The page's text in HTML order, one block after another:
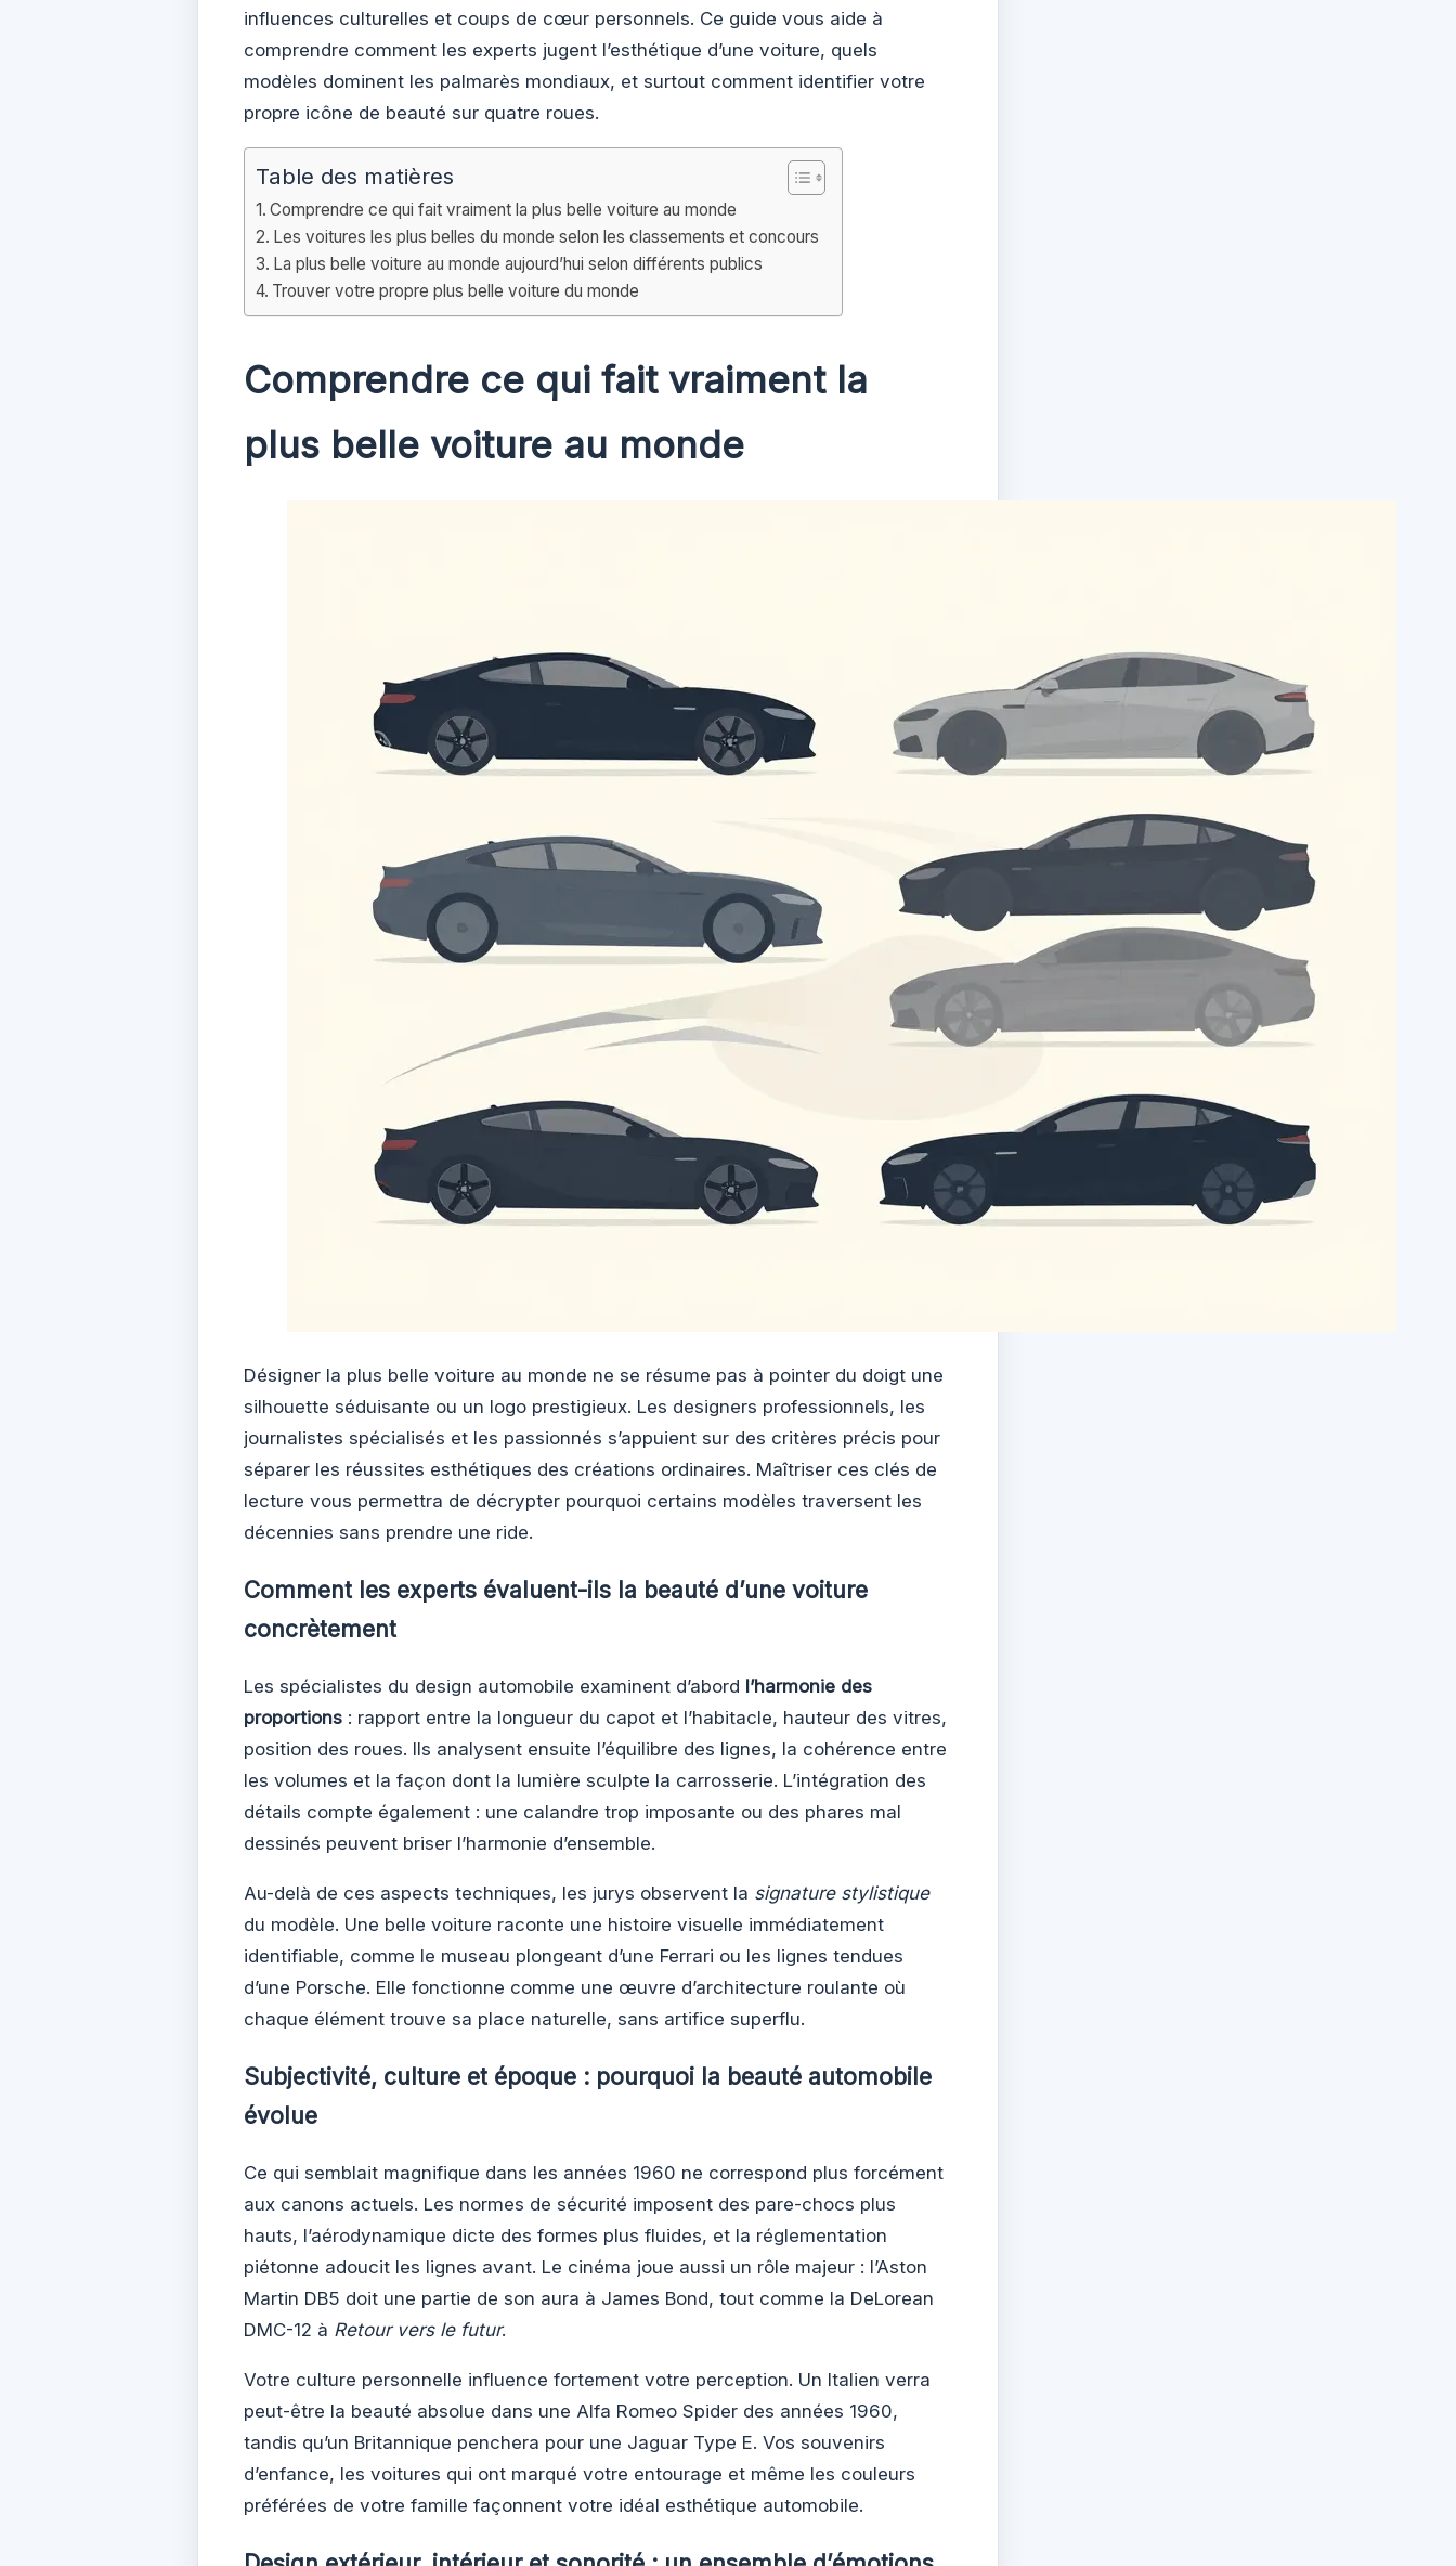
influences culturelles et coups de cœur personnels. Ce guide vous aide à
comprendre comment les experts jugent l’esthétique d’une voiture, quels
modèles dominent les palmarès mondiaux, et surtout comment identifier votre
propre icône de beauté sur quatre roues.
Table des matières
Comprendre ce qui fait vraiment la plus belle voiture au monde
Les voitures les plus belles du monde selon les classements et concours
La plus belle voiture au monde aujourd’hui selon différents publics
Trouver votre propre plus belle voiture du monde
Comprendre ce qui fait vraiment la
plus belle voiture au monde
Désigner la plus belle voiture au monde ne se résume pas à pointer du doigt une
silhouette séduisante ou un logo prestigieux. Les designers professionnels, les
journalistes spécialisés et les passionnés s’appuient sur des critères précis pour
séparer les réussites esthétiques des créations ordinaires. Maîtriser ces clés de
lecture vous permettra de décrypter pourquoi certains modèles traversent les
décennies sans prendre une ride.
Comment les experts évaluent-ils la beauté d’une voiture
concrètement
Les spécialistes du design automobile examinent d’abord l’harmonie des
proportions : rapport entre la longueur du capot et l’habitacle, hauteur des vitres,
position des roues. Ils analysent ensuite l’équilibre des lignes, la cohérence entre
les volumes et la façon dont la lumière sculpte la carrosserie. L’intégration des
détails compte également : une calandre trop imposante ou des phares mal
dessinés peuvent briser l’harmonie d’ensemble.
Au-delà de ces aspects techniques, les jurys observent la signature stylistique
du modèle. Une belle voiture raconte une histoire visuelle immédiatement
identifiable, comme le museau plongeant d’une Ferrari ou les lignes tendues
d’une Porsche. Elle fonctionne comme une œuvre d’architecture roulante où
chaque élément trouve sa place naturelle, sans artifice superflu.
Subjectivité, culture et époque : pourquoi la beauté automobile
évolue
Ce qui semblait magnifique dans les années 1960 ne correspond plus forcément
aux canons actuels. Les normes de sécurité imposent des pare-chocs plus
hauts, l’aérodynamique dicte des formes plus fluides, et la réglementation
piétonne adoucit les lignes avant. Le cinéma joue aussi un rôle majeur : l’Aston
Martin DB5 doit une partie de son aura à James Bond, tout comme la DeLorean
DMC-12 à Retour vers le futur.
Votre culture personnelle influence fortement votre perception. Un Italien verra
peut-être la beauté absolue dans une Alfa Romeo Spider des années 1960,
tandis qu’un Britannique penchera pour une Jaguar Type E. Vos souvenirs
d’enfance, les voitures qui ont marqué votre entourage et même les couleurs
préférées de votre famille façonnent votre idéal esthétique automobile.